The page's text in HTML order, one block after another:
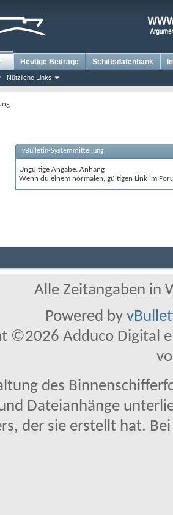
Nützliche Links
Heutige Beiträge Schiffsdatenbank
vBulletin-Systemmitteilung
Ungültige Angabe: Anhang
Wenn du einem normalen, gültigen Link im
Alle Zeitangaben in
Powered by
©2026 Adduco Digital
des
Dateianhänge
der sie erstellt hat.